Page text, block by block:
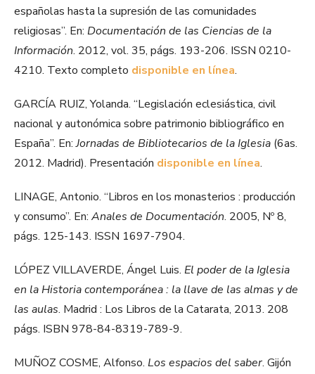
españolas hasta la supresión de las comunidades
religiosas”. En: Documentación de las Ciencias de la
Información. 2012, vol. 35, págs. 193-206. ISSN 0210-
4210. Texto completo disponible en línea.
GARCÍA RUIZ, Yolanda. “Legislación eclesiástica, civil
nacional y autonómica sobre patrimonio bibliográfico en
España”. En:Jornadas de Bibliotecarios de la Iglesia (6as.
2012. Madrid). Presentación disponible en línea.
LINAGE, Antonio. “Libros en los monasterios : producción
y consumo”. En: Anales de Documentación. 2005, Nº 8,
págs. 125-143. ISSN 1697-7904.
LÓPEZ VILLAVERDE, Ángel Luis. El poder de la Iglesia
en la Historia contemporánea : la llave de las almas y de
las aulas. Madrid : Los Libros de la Catarata, 2013. 208
págs. ISBN 978-84-8319-789-9.
MUÑOZ COSME, Alfonso. Los espacios del saber. Gijón